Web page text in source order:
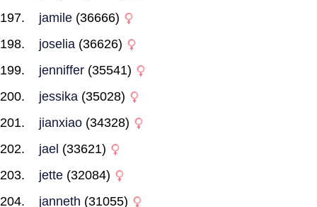
jamile (36666)
joselia (36626)
jenniffer (35541)
jessika (35028)
jianxiao (34328)
jael (33621)
jette (32084)
janneth (31055)